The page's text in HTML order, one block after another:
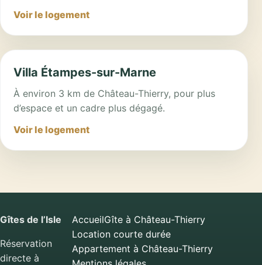
Voir le logement
Villa Étampes-sur-Marne
À environ 3 km de Château-Thierry, pour plus
d’espace et un cadre plus dégagé.
Voir le logement
Gîtes de l’Isle
Réservation
directe à
AccueilGîte à Château-Thierry
Location courte durée
Appartement à Château-Thierry